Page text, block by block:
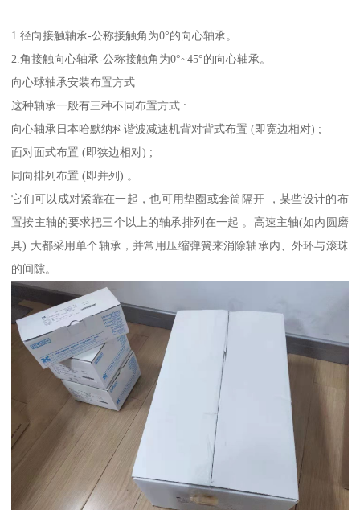
1.径向接触轴承-公称接触角为0°的向心轴承。
2.角接触向心轴承-公称接触角为0°~45°的向心轴承。
向心球轴承安装布置方式
这种轴承一般有三种不同布置方式 :
向心轴承日本哈默纳科谐波减速机背对背式布置 (即宽边相对) ;
面对面式布置 (即狭边相对) ;
同向排列布置 (即并列) 。
它们可以成对紧靠在一起，也可用垫圈或套筒隔开 ，某些设计的布
置按主轴的要求把三个以上的轴承排列在一起 。高速主轴(如内圆磨
具) 大都采用单个轴承，并常用压缩弹簧来消除轴承内、外环与滚珠
的间隙。